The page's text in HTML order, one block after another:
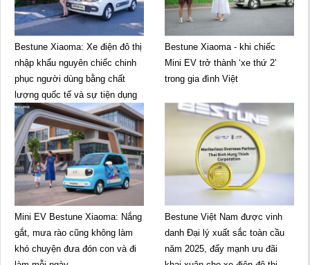
Bestune Xiaoma: Xe điện đô thị
nhập khẩu nguyên chiếc chinh
phục người dùng bằng chất
lượng quốc tế và sự tiện dụng
Bestune Xiaoma - khi chiếc
Mini EV trở thành ‘xe thứ 2’
trong gia đình Việt
Mini EV Bestune Xiaoma: Nắng
gắt, mưa rào cũng không làm
khó chuyện đưa đón con và đi
Bestune Việt Nam được vinh
danh Đại lý xuất sắc toàn cầu
năm 2025, đẩy mạnh ưu đãi